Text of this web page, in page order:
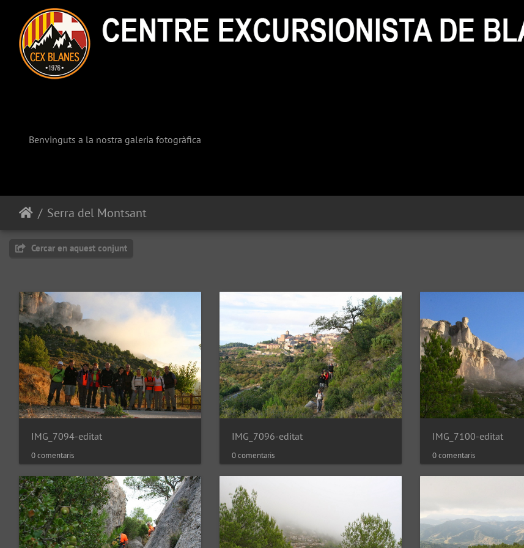
Benvinguts a la nostra galeria fotogràfica
Serra del Montsant
Cercar en aquest conjunt
IMG_7094-editat
0 comentaris
IMG_7096-editat
0 comentaris
IMG_7100-editat
0 comentaris